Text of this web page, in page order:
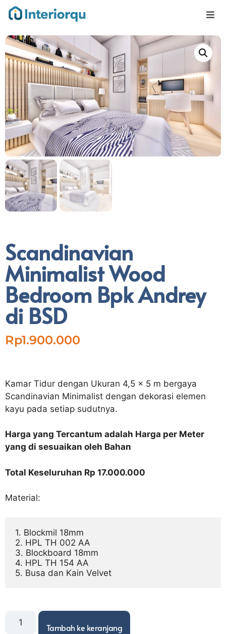
Scandinavian
Minimalist Wood
Bedroom Bpk Andrey
di BSD
Rp1.900.000
Kamar Tidur dengan Ukuran 4,5 x 5 m bergaya
Scandinavian Minimalist dengan dekorasi elemen
kayu pada setiap sudutnya.
Harga yang Tercantum adalah Harga per Meter
yang di sesuaikan oleh Bahan
Total Keseluruhan Rp 17.000.000
Material:
1. Blockmil 18mm
2. HPL TH 002 AA
3. Blockboard 18mm
4. HPL TH 154 AA
5. Busa dan Kain Velvet
Tambah ke keranjang